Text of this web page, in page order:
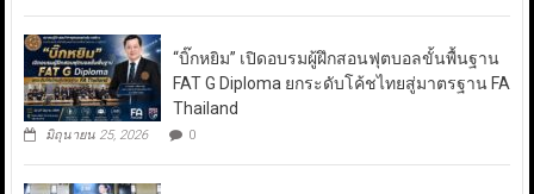
“บิ๊กหยิม” เปิดอบรมผู้ฝึกสอนฟุตบอลขั้นพื้นฐาน
FAT G Diploma ยกระดับโค้ชไทยสู่มาตรฐาน FA
Thailand
มิถุนายน 25, 2026 0